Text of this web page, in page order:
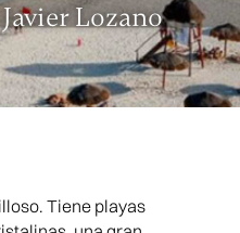
Lozano
Tiene playas